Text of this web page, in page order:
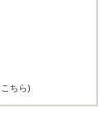
ちら)